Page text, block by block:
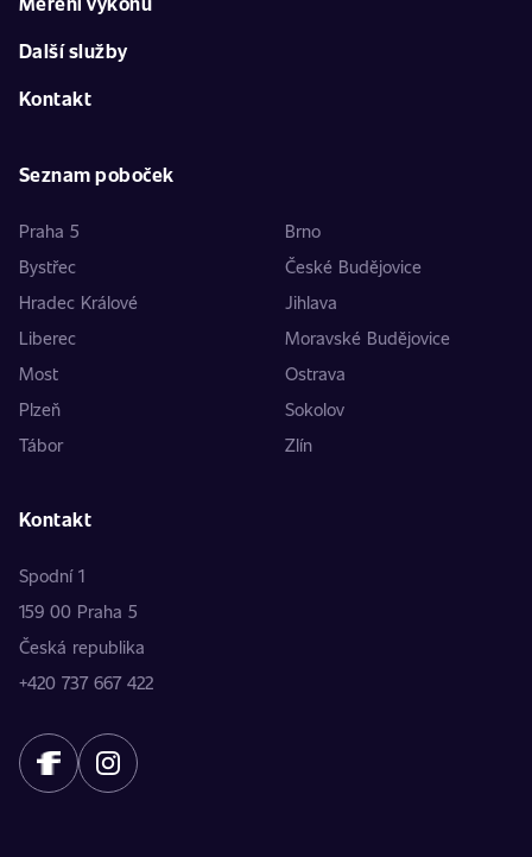
Další služby
Kontakt
Seznam poboček
Praha 5
Brno
Bystřec
České Budějovice
Hradec Králové
Jihlava
Liberec
Moravské Budějovice
Most
Ostrava
Plzeň
Sokolov
Tábor
Zlín
Kontakt
Spodní 1
159 00 Praha 5
Česká republika
+420 737 667 422